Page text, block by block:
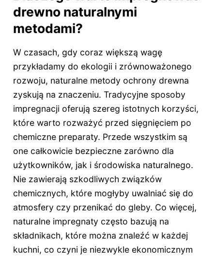
drewno naturalnymi
metodami?
W czasach, gdy coraz większą wagę
przykładamy do ekologii i zrównoważonego
rozwoju, naturalne metody ochrony drewna
zyskują na znaczeniu. Tradycyjne sposoby
impregnacji oferują szereg istotnych korzyści,
które warto rozważyć przed sięgnięciem po
chemiczne preparaty. Przede wszystkim są
one całkowicie bezpieczne zarówno dla
użytkowników, jak i środowiska naturalnego.
Nie zawierają szkodliwych związków
chemicznych, które mogłyby uwalniać się do
atmosfery czy przenikać do gleby. Co więcej,
naturalne impregnaty często bazują na
składnikach, które można znaleźć w każdej
kuchni, co czyni je niezwykle ekonomicznym